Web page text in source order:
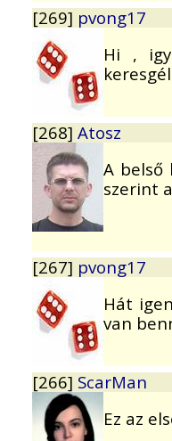
[269] pvong17
Hi ,
[268] Atosz
A belső
szerint
[267] pvong17
Hát
van
[266] ScarMan
Ez az